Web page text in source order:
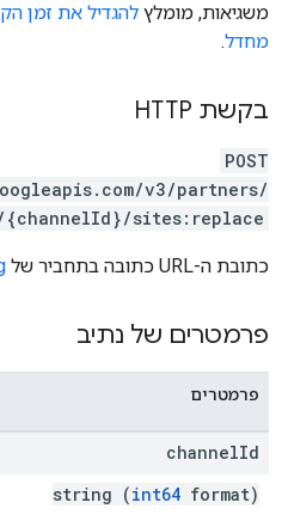
משגיאות, מומלץ להגדיל את זמן
מחדל.
בקשת HTTP
POST
v3/partners/
sites:replace
כתובת ה-URL כתובה בתחביר של
פרמטרים של נתיב
פרמטרים
channelId
string (int64 format)